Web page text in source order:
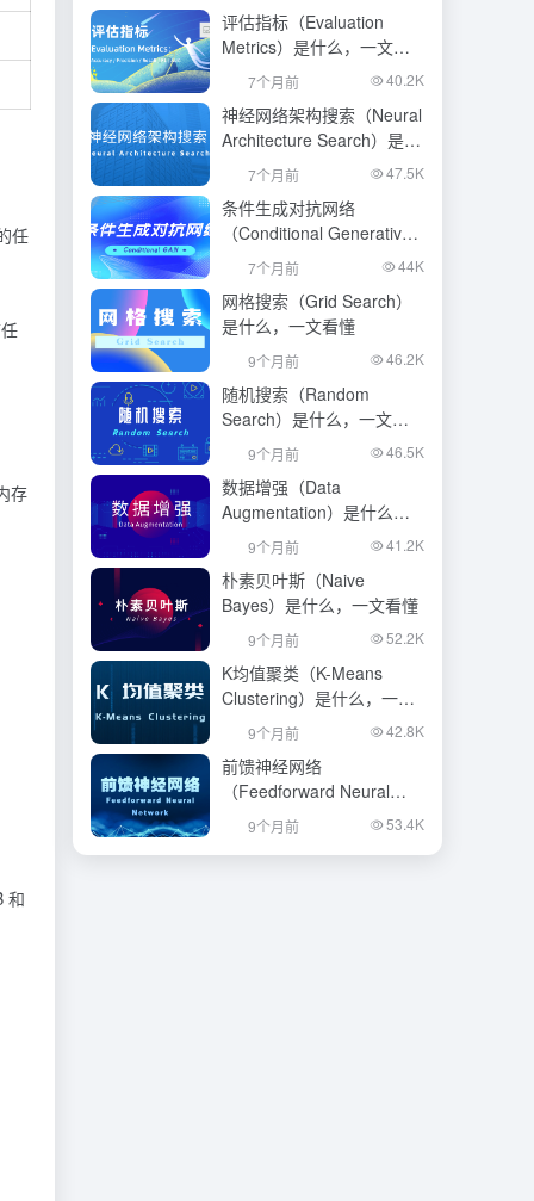
任
存
和
评估指标（Evaluation
Metrics）是什么，一文看
7个月前 40.2K
神经网络架构搜索（Neural
Architecture Search）是什
么，一文看懂
7个月前 47.5K
条件生成对抗网络
（Conditional Generative
Adversarial Network）是什
么，一文看懂
7个月前 44K
网格搜索（Grid Search）
是什么，一文看懂
9个月前 46.2K
随机搜索（Random
Search）是什么，一文看
9个月前 46.5K
数据增强（Data
Augmentation）是什么，
一文看懂
9个月前 41.2K
朴素贝叶斯（Naive
Bayes）是什么，一文看懂
9个月前 52.2K
K均值聚类（K-Means
Clustering）是什么，一文
看懂9个月前 42.8K
前馈神经网络
（Feedforward Neural
Network）是什么，一文看
9个月前 53.4K